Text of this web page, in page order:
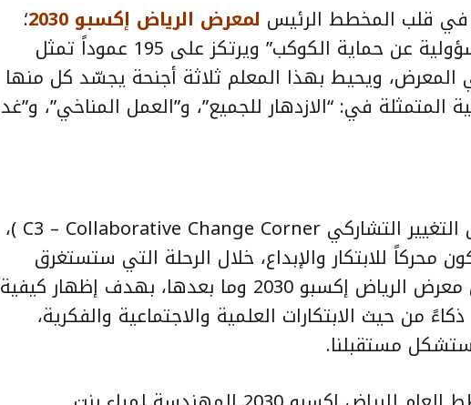
في قلب المخطط الرئيس لمعرض الرياض إكسبو 2030
؛
معلم بارز يرمز إلى “المسؤولية عن حماية الكوكب” ويرتكز على 195 عموداً تمثل
ويحيط بهذا المعلم ثلاثة أجنحة يجسّد كل منها
في: “الازدهار للجميع”، و”العمل المناخي”، و”غد
كما سيضم المعرض (ركن التغيير التشاركي C3 – Collaborative Change Corner )،
للابتكار والإبداع، خلال الرحلة التي ستستغرق
سبع سنوات قبل انطلاق معرض الرياض إكسبو 2030 وما بعدها، بهدف إظهار كيفية
من حيث الابتكارات العلمية والاجتماعية والفكرية،
ستشكل مستقبلنا.